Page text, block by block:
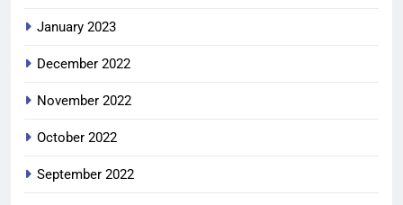
January 2023
December 2022
November 2022
October 2022
September 2022